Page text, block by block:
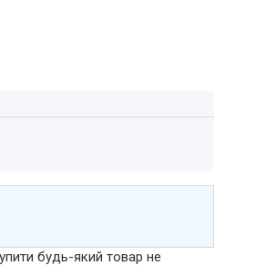
будь-який товар не